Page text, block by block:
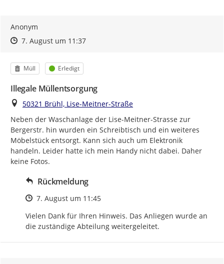
Anonym
Zeitpunkt des Erstellens
Zeitpunkt des Erstellens
7. August um 11:37Zur Äußerung
Kategorie
Müll Status
Erledigt
Illegale Müllentsorgung
Ort
50321 Brühl, Lise-Meitner-Straße
Neben der Waschanlage der Lise-Meitner-Strasse zur
Bergerstr. hin wurden ein Schreibtisch und ein weiteres
Möbelstück entsorgt. Kann sich auch um Elektronik
handeln. Leider hatte ich mein Handy nicht dabei. Daher
keine Fotos.
Rückmeldung
Zeitpunkt des Erstellens
7. August um 11:45
Vielen Dank für Ihren Hinweis. Das Anliegen wurde an
die zuständige Abteilung weitergeleitet.